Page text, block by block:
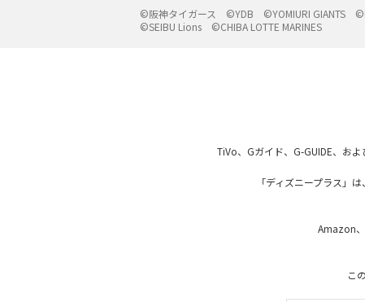
©阪神タイガース ©YDB ©YOMIURI GIANTS ©
©SEIBU Lions
©CHIBA LOTTE MARINES
TiVo、Gガイド、G-GUIDE、お
「ディズニープラス」
Amazon
こ